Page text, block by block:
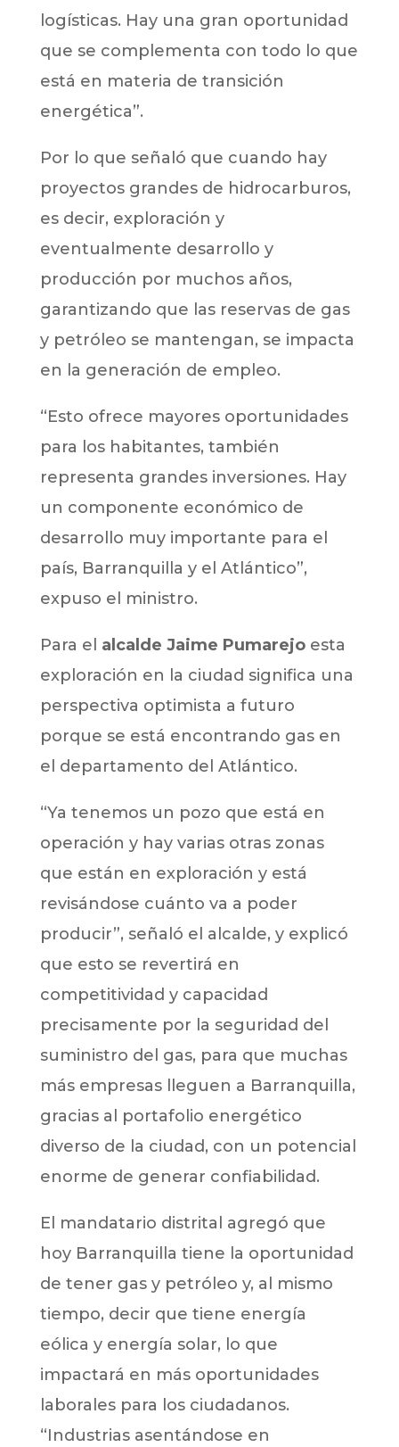
logísticas. Hay una gran oportunidad
que se complementa con todo lo que
está en materia de transición
energética”.
Por lo que señaló que cuando hay
proyectos grandes de hidrocarburos,
es decir, exploración y
eventualmente desarrollo y
producción por muchos años,
garantizando que las reservas de gas
y petróleo se mantengan, se impacta
en la generación de empleo.
“Esto ofrece mayores oportunidades
para los habitantes, también
representa grandes inversiones. Hay
un componente económico de
desarrollo muy importante para el
país, Barranquilla y el Atlántico”,
expuso el ministro.
Para el alcalde Jaime Pumarejoesta
exploración en la ciudad significa una
perspectiva optimista a futuro
porque se está encontrando gas en
el departamento del Atlántico.
“Ya tenemos un pozo que está en
operación y hay varias otras zonas
que están en exploración y está
revisándose cuánto va a poder
producir”, señaló el alcalde, y explicó
que esto se revertirá en
competitividad y capacidad
precisamente por la seguridad del
suministro del gas, para que muchas
más empresas lleguen a Barranquilla,
gracias al portafolio energético
diverso de la ciudad, con un potencial
enorme de generar confiabilidad.
El mandatario distrital agregó que
hoy Barranquilla tiene la oportunidad
de tener gas y petróleo y, al mismo
tiempo, decir que tiene energía
eólica y energía solar, lo que
impactará en más oportunidades
laborales para los ciudadanos.
“Industrias asentándose en